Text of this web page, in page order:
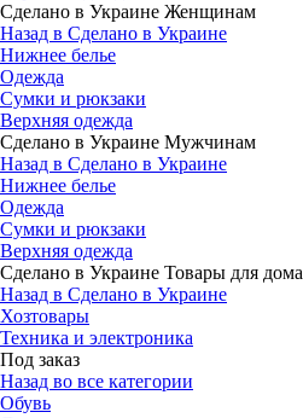
Сделано в Украине Женщинам
Назад в Сделано в Украине
Нижнее белье
Одежда
Сумки и рюкзаки
Верхняя одежда
Сделано в Украине Мужчинам
Назад в Сделано в Украине
Нижнее белье
Одежда
Сумки и рюкзаки
Верхняя одежда
Сделано в Украине Товары для дома
Назад в Сделано в Украине
Хозтовары
Техника и электроника
Под заказ
Назад во все категории
Обувь